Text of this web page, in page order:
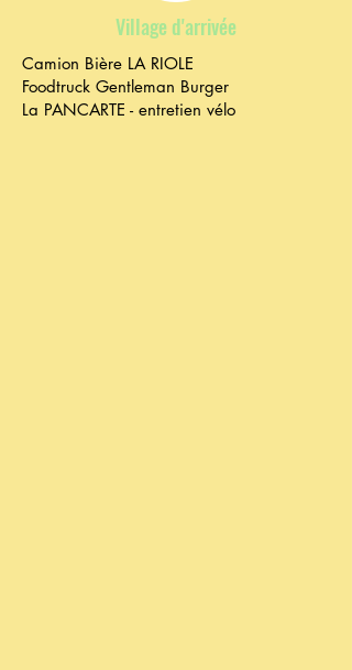
Village d'arrivée
Camion Bière LA RIOLE
Foodtruck Gentleman Burger
La PANCARTE - entretien vélo